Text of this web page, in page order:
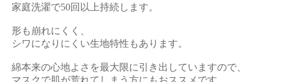
家庭洗濯で50回以上持続します。
形も崩れにくく、
シワになりにくい生地特性もあります。
綿本来の心地よさを最大限に引き出していますので、
マスクで肌が荒れてしまう方にもおススメです。